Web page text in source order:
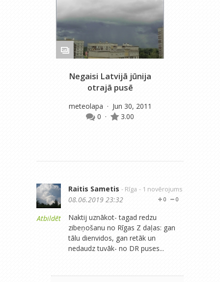
Negaisi Latvijā jūnija
otrajā pusē
meteolapa · Jun 30, 2011
0 · 3.00
Atbildēt
Raitis Sametis - Rīga - 1 novērojums
0
0
08.06.2019 23:32
Naktij uznākot- tagad redzu
zibeņošanu no Rīgas Z daļas: gan
tālu dienvidos, gan retāk un
nedaudz tuvāk- no DR puses...